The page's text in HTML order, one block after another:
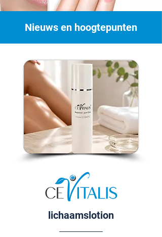
Nieuws en hoogtepunten
lichaamslotion